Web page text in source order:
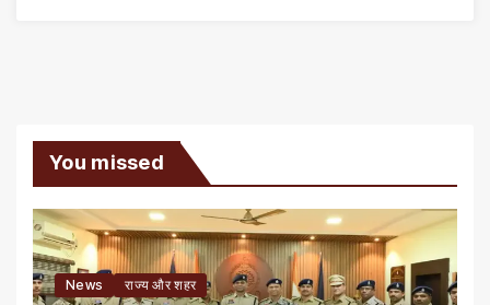
You missed
News राज्य और शहर